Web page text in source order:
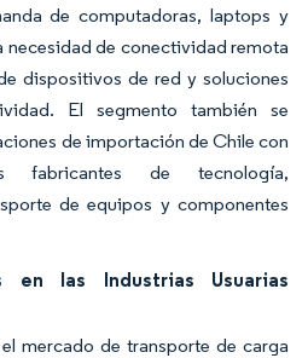
de computadoras, laptops y
necesidad de conectividad remota
dispositivos de red y soluciones
El segmento también se
de importación de Chile con
fabricantes de tecnología,
de equipos y componentes
en las Industrias Usuarias
mercado de transporte de carga